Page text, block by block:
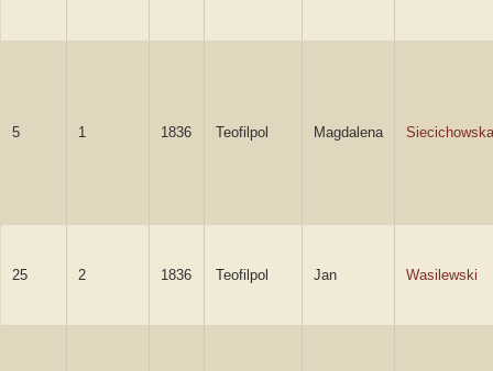
5 1 1836 Teofilpol Magdalena Siecichowska
25 2 1836 Teofilpol Jan Wasilewski